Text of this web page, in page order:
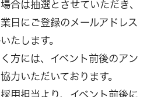
合は抽選とさせていただき、
日にご登録のメールアドレス
たします。
方には、イベント前後のアン
力いただいております。
用担当より、イベント前後に